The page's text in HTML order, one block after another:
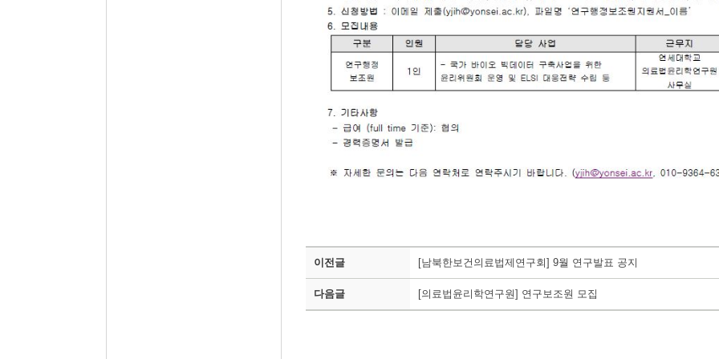
이전글 [남북한보건의료법제연구회] 9월 연구발표 공지
다음글 [의료법윤리학연구원] 연구보조원 모집